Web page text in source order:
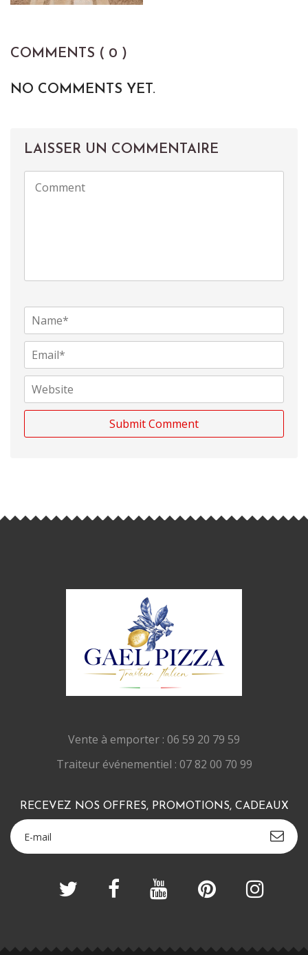
COMMENTS ( 0 )
NO COMMENTS YET.
LAISSER UN COMMENTAIRE
Vente à emporter : 06 59 20 79 59
Traiteur événementiel : 07 82 00 70 99
RECEVEZ NOS OFFRES, PROMOTIONS, CADEAUX